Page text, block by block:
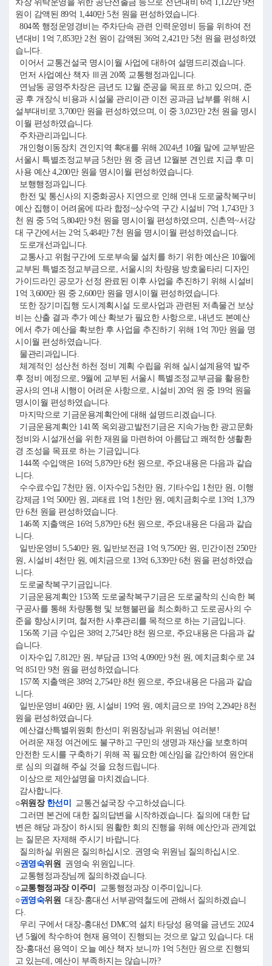
차장 위탁운영을 위한 공단전출금 등으로 전년대비 6억 1,122만 9천
원이 감액된 89억 1,440만 5천 원을 편성하였습니다.
804쪽 행정운영경비는 주차단속 관련 인력운영비 등을 위하여 전
년대비 1억 7,853만 2천 원이 감액된 36억 2,421만 5천 원을 편성하였
습니다.
이어서 교통건설국 명시이월 사업에 대하여 설명드리겠습니다.
먼저 사업예산 책자 Ⅲ권 20쪽 교통행정과입니다.
연남동 공영주차장은 금년도 12월 준공을 목표로 하고 있으며, 준
공 후 개장식 비용과 시설물 관리이관 이전 공과금 납부를 위해 시
설부대비로 3,700만 원을 편성하였으며, 이 중 3,023만 2천 원을 명시
이월 편성하였습니다.
주차관리과입니다.
개인형이동장치 견인지역 확대를 위해 2024년 10월 말에 교부받은
서울시 특별조정교부금 5천만 원 중 금년 12월분 견인료 지급 후 미
사용 예산 4,200만 원을 명시이월 편성하였습니다.
보행행정과입니다.
한전 및 통신사의 지중화공사 지연으로 인해 연내 도로굴착복구비
예산 집행이 어려움에 따라 합정~상수역 구간 시설비 7억 1,743만 3
천 원 중 5억 5,804만 9천 원을 명시이월 편성하였으며, 신촌역~서강
대 구간에서는 2억 5,484만 7천 원을 명시이월 편성하였습니다.
도로개선과입니다.
교통사고 위험구간에 도로부속물 설치를 하기 위한 예산은 10월에
교부된 특별조정교부금으로, 서울시의 차량용 방호울타리 디자인
가이드라인 공모가 선정 완료된 이후 사업을 추진하기 위해 시설비
1억 3,600만 원 중 2,600만 원을 명시이월 편성하였습니다.
또한 장기미집행 도시계획시설 도로사업과 관련된 저촉물건 보상
비는 산출 결과 추가 예산 확보가 필요한 사항으로, 내년도 본예산
에서 추가 예산을 확보한 후 사업을 추진하기 위해 1억 70만 원을 명
시이월 편성하였습니다.
물관리과입니다.
체계적인 성산천 하천 정비 계획 수립을 위해 실시설계용역 발주
후 정비 예정으로, 9월에 교부된 서울시 특별조정교부금을 활용한
공사의 연내 시행이 어려운 사항으로, 시설비 20억 원 중 19억 원을
명시이월 편성하였습니다.
마지막으로 기금운용계획안에 대해 설명드리겠습니다.
기금운용계획안 141쪽 옥외광고발전기금은 지속가능한 광고문화
정비와 시설개선을 위한 재원을 마련하여 아름답고 쾌적한 생활환
경 조성을 목표로 하는 기금입니다.
144쪽 수입액은 16억 5,879만 6천 원으로, 주요내용은 다음과 같습
니다.
수수료수입 7천만 원, 이자수입 5천만 원, 기타수입 1천만 원, 이행
강제금 1억 500만 원, 과태료 1억 1천만 원, 예치금회수로 13억 1,379
만 6천 원을 편성하였습니다.
146쪽 지출액은 16억 5,879만 6천 원으로, 주요내용은 다음과 같습
니다.
일반운영비 5,540만 원, 일반보전금 1억 9,750만 원, 민간이전 250만
원, 시설비 4천만 원, 예치금으로 13억 6,339만 6천 원을 편성하였습
니다.
도로굴착복구기금입니다.
기금운용계획안 153쪽 도로굴착복구기금은 도로굴착의 신속한 복
구공사를 통해 차량통행 및 보행불편을 최소화하고 도로공사의 수
준을 향상시키며, 철저한 사후관리를 목적으로 하는 기금입니다.
156쪽 기금 수입은 38억 2,754만 8천 원으로, 주요내용은 다음과 같
습니다.
이자수입 7,812만 원, 부담금 13억 4,090만 9천 원, 예치금회수로 24
억 851만 9천 원을 편성하였습니다.
157쪽 지출액은 38억 2,754만 8천 원으로, 주요내용은 다음과 같습
니다.
일반운영비 460만 원, 시설비 19억 원, 예치금으로 19억 2,294만 8천
원을 편성하였습니다.
예산결산특별위원회 한선미 위원장님과 위원님 여러분!
어려운 재정 여건에도 불구하고 구민의 생명과 재산을 보호하며
안전한 도시를 구축하기 위해 꼭 필요한 예산임을 감안하여 원안대
로 심의 의결해 주실 것을 요청드립니다.
이상으로 제안설명을 마치겠습니다.
감사합니다.
○위원장 한선미
교통건설국장 수고하셨습니다.
그러면 본건에 대한 질의답변을 시작하겠습니다. 질의에 대한 답
변은 해당 과장이 하시되 원활한 회의 진행을 위해 예산안과 관계없
는 질문은 자제해 주시기 바랍니다.
질의하실 위원은 질의하십시오. 권영숙 위원님 질의하십시오.
○권영숙위원 권영숙 위원입니다.
교통행정과장님께 질의하겠습니다.
○교통행정과장 이주미
교통행정과장 이주미입니다.
○권영숙위원 대장-홍대선 서부광역철도에 관해서 질의하겠습니
다.
우리 구에서 대장-홍대선 DMC역 설치 타당성 용역을 금년도 2024
년 5월에 착수하여 현재 용역이 진행되는 것으로 알고 있습니다. 대
장-홍대선 용역이 오늘 예산 책자 보니까 1억 5천만 원으로 진행되
고 있는데, 예산이 부족하지는 않습니까?